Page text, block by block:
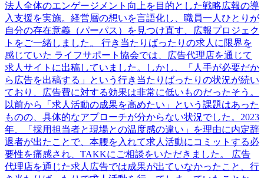
法⼈全体のエンゲージメント向上を⽬的とした戦略広報の導
⼊⽀援を実施。経営層の想いを⾔語化し、職員⼀⼈ひとりが
⾃分の存在意義（パーパス）を⾒つけ直す、広報プロジェク
トをご⼀緒しました。 ⾏き当たりばったりの求⼈に限界を
感じていた ライフサポート協会では、広告代理店を通じて
求⼈サイトに出稿していました。しかし、「⼈⼿が必要だか
ら広告を出稿する」という⾏き当たりばったりの状況が続い
ており、広告費に対する効果は⾮常に低いものだったそう。
以前から「求⼈活動の成果を⾼めたい」という課題はあった
ものの、具体的なアプローチが分からない状況でした。2023
年、「採⽤担当者と現場との温度感の違い」を理由に内定辞
退者が出たことで、本腰を⼊れて求⼈活動にコミットする必
要性を痛感され、TAKKにご相談をいただきました。 広告
代理店を通じた求⼈広告では成果が出ていなかったこと、⾏